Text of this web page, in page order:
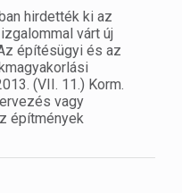
hirdették ki az
várt új
építésügyi és az
(VII. 11.) Korm.
vagy
építmények